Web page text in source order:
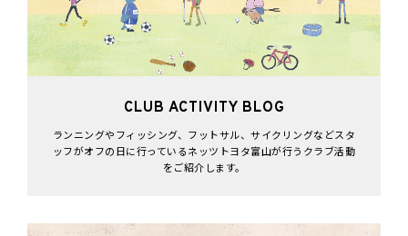
CLUB ACTIVITY BLOG
ランニングやフィッシング、フットサル、サイクリングなどスタ
ッフがオフの日に行っているネッツトヨタ富山が行うクラブ活動
をご紹介します。